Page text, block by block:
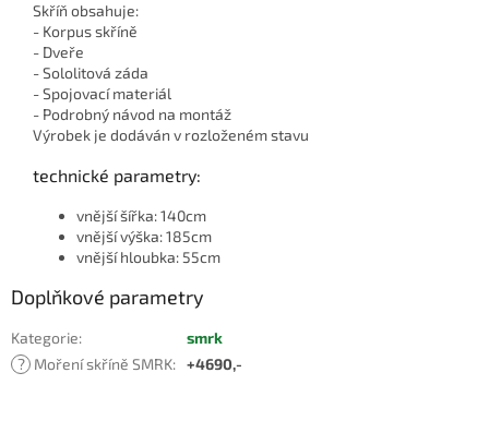
Skříň obsahuje:
- Korpus skříně
- Dveře
- Sololitová záda
- Spojovací materiál
- Podrobný návod na montáž
Výrobek je dodáván v rozloženém stavu
technické parametry:
vnější šířka: 140cm
vnější výška: 185cm
vnější hloubka: 55cm
Doplňkové parametry
Kategorie:
smrk
? Moření skříně SMRK: +4690,-